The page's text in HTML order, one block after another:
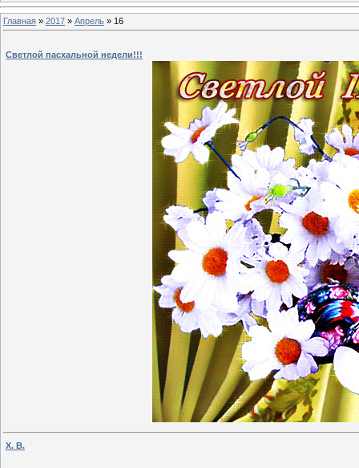
Главная » 2017 » Апрель » 16
Светлой пасхальной недели!!!
Х. В.